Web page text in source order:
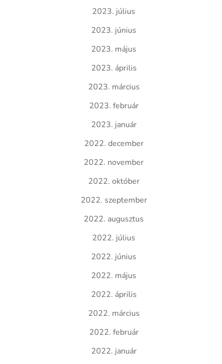
2023. július
2023. június
2023. május
2023. április
2023. március
2023. február
2023. január
2022. december
2022. november
2022. október
2022. szeptember
2022. augusztus
2022. július
2022. június
2022. május
2022. április
2022. március
2022. február
2022. január